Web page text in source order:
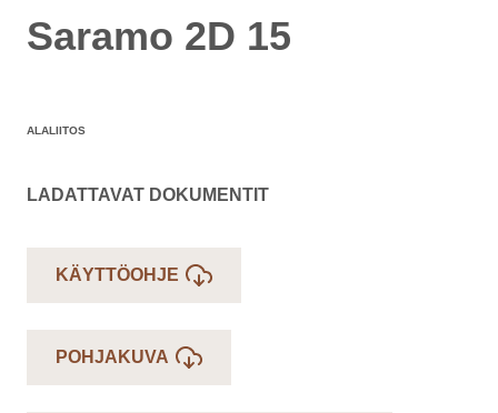
Saramo 2D 15
ALALIITOS
LADATTAVAT DOKUMENTIT
KÄYTTÖOHJE
POHJAKUVA